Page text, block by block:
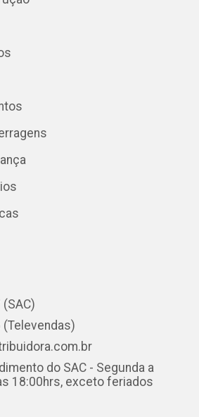
do SAC - Segunda a
18:00hrs, exceto feriados